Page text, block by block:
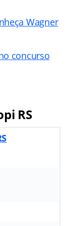
Wagner
concurso
RS